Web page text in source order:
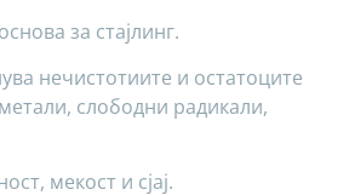
за стајлинг.
нечистотиите и остатоците
слободни радикали,
мекост и сјај.